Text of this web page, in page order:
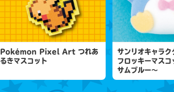
Pokémon Pixel Art つれあ
るきマスコット
サンリオキャラク
フロッキーマス
サムブルー～